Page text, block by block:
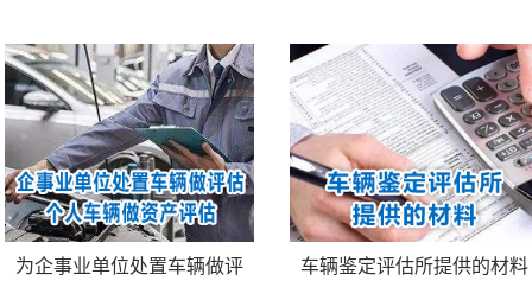
为企事业单位处置车辆做评
车辆鉴定评估所提供的材料